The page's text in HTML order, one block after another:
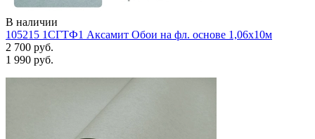
В наличии
105215 1СГТФ1 Аксамит Обои на фл. основе 1,06х10м
2 700 руб.
1 990 руб.